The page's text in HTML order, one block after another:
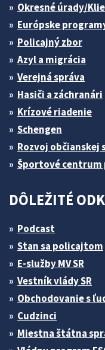
Okresné úrady/
Európske
Policajný zbor
Azyl a migrácia
Verejná správa
Hasiči a záchranári
Krízové riadenie
Schengen
Rozvoj občianskej
Športové centrum
DÔLEŽITÉ
Podcast
Stan sa policajtom
E-služby MV SR
Vestník vlády SR
Obchodovanie s
Cudzinci
Miestna štátna